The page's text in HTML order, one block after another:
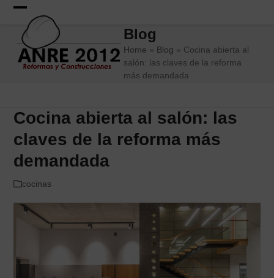
Skip
content
Open
mobile
menu
Close
mobile
menu
Blog
Home » Blog » Cocina abierta al
salón: las claves de la reforma
más demandada
Cocina abierta al salón: las
claves de la reforma más
demandada
cocinas